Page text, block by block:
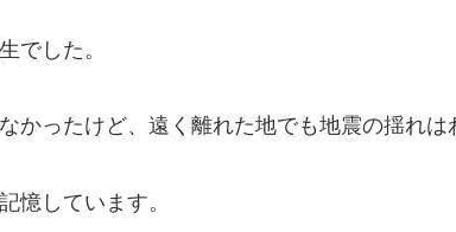
でした。
かったけど、遠く離れた地でも地震の揺れは
憶しています。